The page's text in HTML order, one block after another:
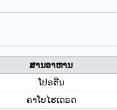
ສານອາຫານ
ໂປຣຕີນ
ຄາໂບໄຮເດຣດ